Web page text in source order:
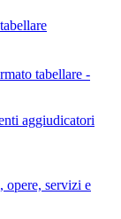
tabellare -
aggiudicatori
opere, servizi e